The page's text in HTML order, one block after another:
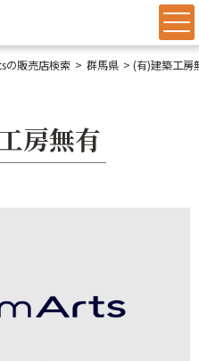
の販売店検索 群馬県 (有)建築工房
房無有